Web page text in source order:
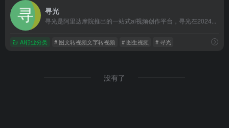
寻光
寻光是阿里达摩院推出的一站式ai视频创作平台，寻光在2024...
AI行业分类 # 图文转视频文字转视频 # 图生视频 # 寻光
没有了